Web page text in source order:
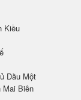
Kiều
Dầu Một
Mai Biên